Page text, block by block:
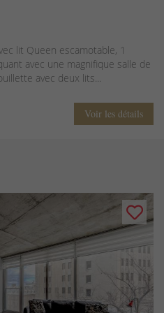
lit Queen escamotable, 1
avec une magnifique salle de
avec deux lits...
Voir les détails